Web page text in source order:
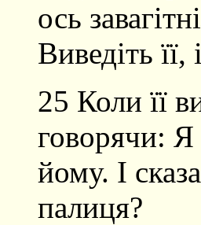
ось
Виведіть
25 Коли її
говорячи: Я
йому. І
палиця?